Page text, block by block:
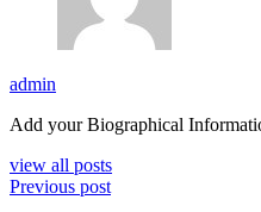
admin
Add your Biographical
view all posts
Previous post